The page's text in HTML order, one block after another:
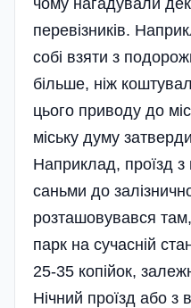
перевізників.
собі взяти з
більше, ніж
цього приводу до
міську думу
Наприклад, проїзд з
саньми до
розташовувався
парк на сучасній
25-35 копійок,
Нічний проїзд або